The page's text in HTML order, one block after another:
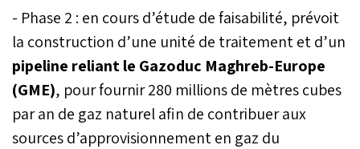
- Phase 2 : en cours d’étude de faisabilité, prévoit
la construction d’une unité de traitement et d’un
pipeline reliant le Gazoduc Maghreb-Europe
(GME), pour fournir 280 millions de mètres cubes
par an de gaz naturel afin de contribuer aux
sources d’approvisionnement en gaz du